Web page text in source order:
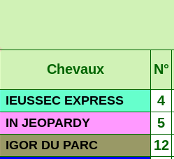
Chevaux N°
IEUSSEC EXPRESS 4
IN JEOPARDY 5
IGOR DU PARC 12